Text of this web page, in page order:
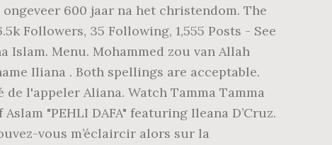
600 jaar na het christendom. The
Followers, 35 Following, 1,555 Posts - See
Menu. Mohammed zou van Allah
Iliana . Both spellings are acceptable.
l'appeler Aliana. Watch Tamma Tamma
"PEHLI DAFA" featuring Ileana D’Cruz.
vous m’éclaircir alors sur la